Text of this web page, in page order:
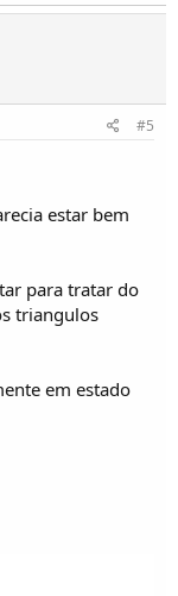
#5
estar bem
para tratar do
triangulos
em estado